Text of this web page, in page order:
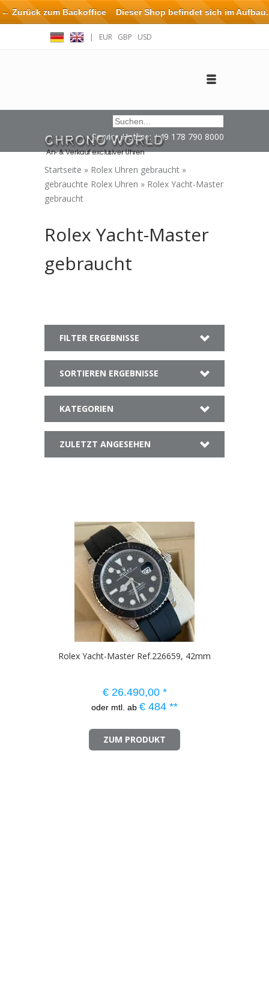
| EUR GBP USD
Service Hotline: +49 178 790 8000
Startseite » Rolex Uhren gebraucht »
gebrauchte Rolex Uhren » Rolex Yacht-Master
gebraucht
Rolex Yacht-Master
gebraucht
FILTER ERGEBNISSE
SORTIEREN ERGEBNISSE
KATEGORIEN
ZULETZT ANGESEHEN
Rolex Yacht-Master Ref.226659, 42mm
€26.490,00 *
oder mtl. ab € 484 **
ZUM PRODUKT
← Zurück zum BackofficeDieser Shop befindet sich im Aufbau.
Eventuell können nicht alle Bestellungen eingehalten oder erfüllt